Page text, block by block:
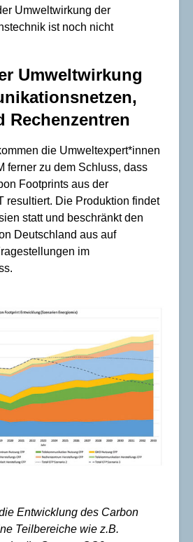
Umweltwirkung der
ist noch nicht
Umweltwirkung
Rechenzentren
die Umweltexpert*innen
ferner zu dem Schluss, dass
Footprints aus der
resultiert. Die Produktion findet
statt und beschränkt den
Deutschland aus auf
im
Entwicklung des Carbon
Teilbereiche wie z.B.